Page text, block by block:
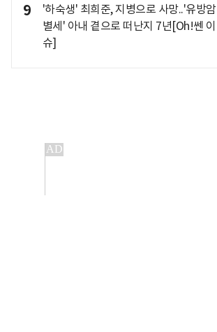
9
'하숙생' 최희준, 지병으로 사망..'유방암
별세' 아내 곁으로 떠난지 7년[Oh!쎈 이
슈]